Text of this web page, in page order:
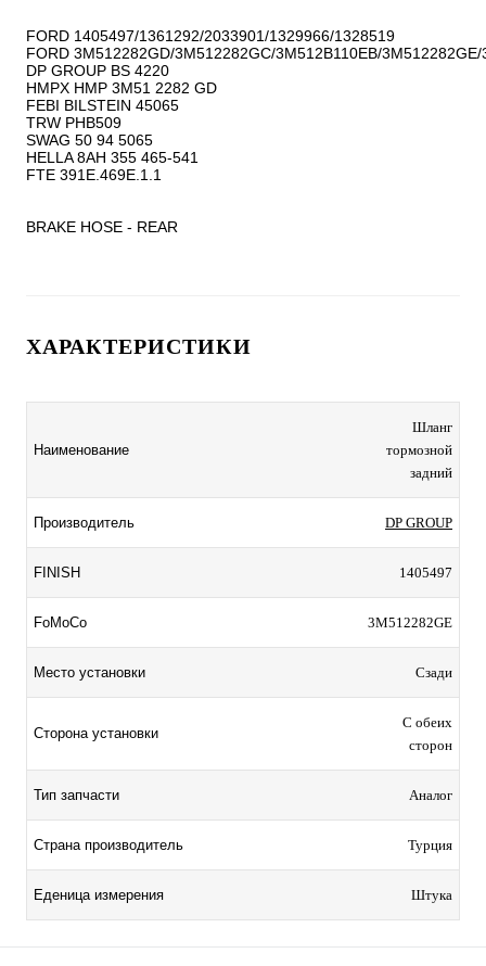
FORD 1405497/1361292/2033901/1329966/1328519
FORD 3M512282GD/3M512282GC/3M512B110EB/
DP GROUP BS 4220
HMPX HMP 3M51 2282 GD
FEBI BILSTEIN 45065
TRW PHB509
SWAG 50 94 5065
HELLA 8AH 355 465-541
FTE 391E.469E.1.1
BRAKE HOSE - REAR
ХАРАКТЕРИСТИКИ
Наименование
Шланг
тормозной
задний
Производитель DP GROUP
FINISH 1405497
FoMoCo 3M512282GE
Место установки Сзади
Сторона установки
С обеих
сторон
Тип запчасти Аналог
Страна производитель Турция
Еденица измерения Штука